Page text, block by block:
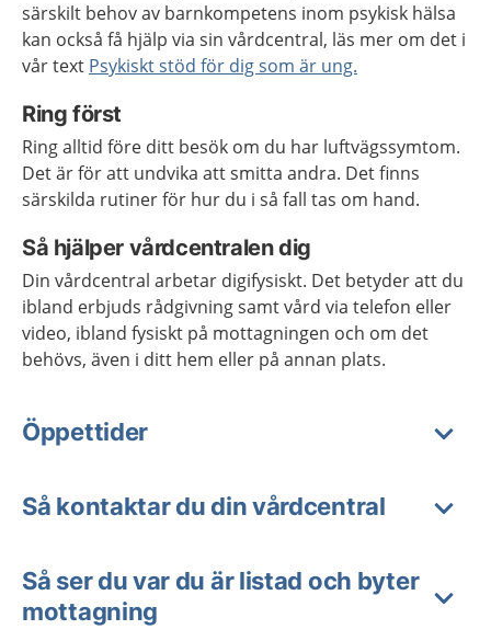
särskilt behov av barnkompetens inom psykisk hälsa
kan också få hjälp via sin vårdcentral, läs mer om det i
vår text Psykiskt stöd för dig som är ung.
Ring först
Ring alltid före ditt besök om du har luftvägssymtom.
Det är för att undvika att smitta andra. Det finns
särskilda rutiner för hur du i så fall tas om hand.
Så hjälper vårdcentralen dig
Din vårdcentral arbetar digifysiskt. Det betyder att du
ibland erbjuds rådgivning samt vård via telefon eller
video, ibland fysiskt på mottagningen och om det
behövs, även i ditt hem eller på annan plats.
Öppettider
Så kontaktar du din vårdcentral
Så ser du var du är listad och byter
mottagning